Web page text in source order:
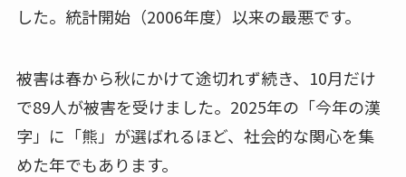
した。統計開始（2006年度）以来の最悪です。
被害は春から秋にかけて途切れず続き、10月だけ
で89人が被害を受けました。2025年の「今年の漢
字」に「熊」が選ばれるほど、社会的な関心を集
めた年でもあります。